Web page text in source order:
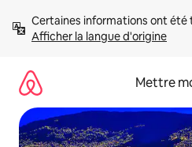
directement
Afficher la langue d'origine
Mettre